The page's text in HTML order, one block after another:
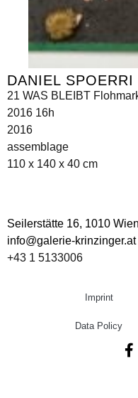
DANIEL SPOERRI
21 WAS BLEIBT
2016 16h
2016
assemblage
110 x 140 x 40 cm
Seilerstätte 16, 1010
info@galerie-krinzinger.at
+43 1 5133006
Imprint
Data Policy